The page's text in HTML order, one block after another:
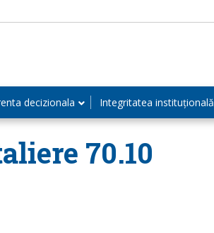
decizionala Integritatea instituțională
70.10